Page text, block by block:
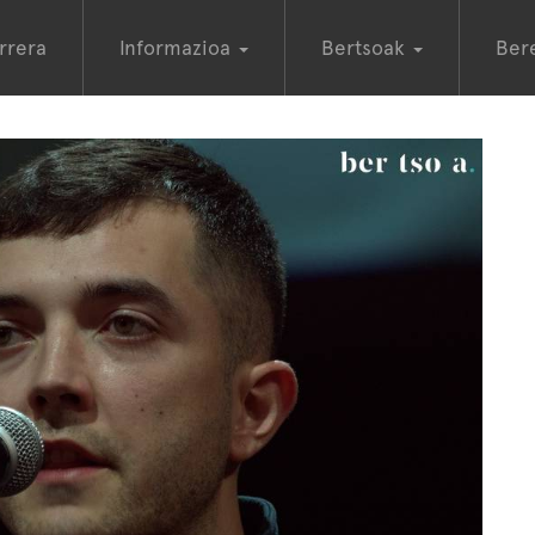
Informazioa Bertsoak